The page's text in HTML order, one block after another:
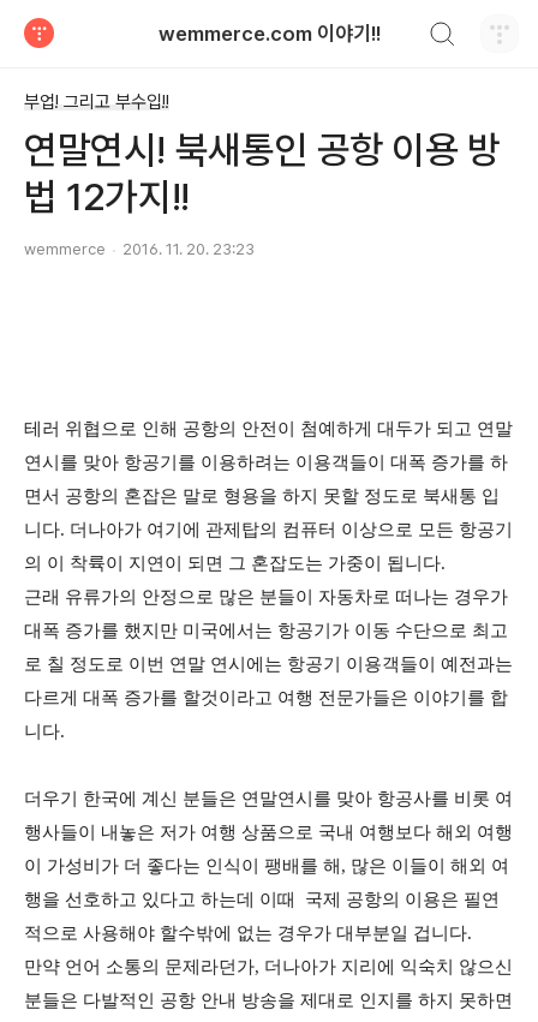
wemmerce.com 이야기!!
부업! 그리고 부수입!!
연말연시! 북새통인 공항 이용 방
법 12가지!!
wemmerce 2016. 11. 20. 23:23
테러 위협으로 인해 공항의 안전이 첨예하게 대두가 되고 연말
연시를 맞아 항공기를 이용하려는 이용객들이 대폭 증가를 하
면서 공항의 혼잡은 말로 형용을 하지 못할 정도로 북새통 입
니다. 더나아가 여기에 관제탑의 컴퓨터 이상으로 모든 항공기
의 이 착륙이 지연이 되면 그 혼잡도는 가중이 됩니다.
근래 유류가의 안정으로 많은 분들이 자동차로 떠나는 경우가
대폭 증가를 했지만 미국에서는 항공기가 이동 수단으로 최고
로 칠 정도로 이번 연말 연시에는 항공기 이용객들이 예전과는
다르게 대폭 증가를 할것이라고 여행 전문가들은 이야기를 합
니다.
더우기 한국에 계신 분들은 연말연시를 맞아 항공사를 비롯 여
행사들이 내놓은 저가 여행 상품으로 국내 여행보다 해외 여행
이 가성비가 더 좋다는 인식이 팽배를 해, 많은 이들이 해외 여
행을 선호하고 있다고 하는데 이때 국제 공항의 이용은 필연
적으로 사용해야 할수밖에 없는 경우가 대부분일 겁니다.
만약 언어 소통의 문제라던가, 더나아가 지리에 익숙치 않으신
분들은 다발적인 공항 안내 방송을 제대로 인지를 하지 못하면